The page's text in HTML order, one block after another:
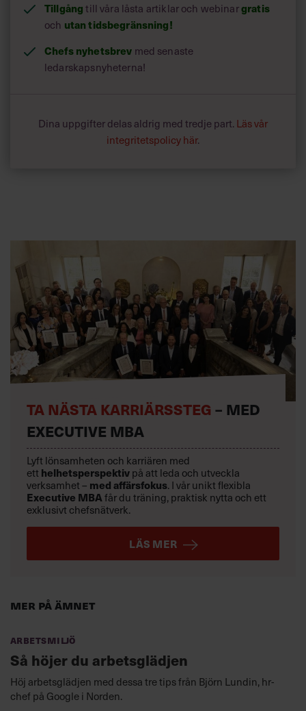
Tillgångtill våra låsta artiklar och webinargratis
och utan tidsbegränsning!
Chefs nyhetsbrev med senaste
ledarskapsnyheterna!
Dina uppgifter delas aldrig med tredje part. Läs vår
integritetspolicy här.
Mer på ämnet
Arbetsmiljö
Så höjer du arbetsglädjen
Höj arbetsglädjen med dessa tre tips från Björn Lundin, hr-
chef på Google i Norden.
TA NÄSTA KARRIÄRSSTEG – MED
EXECUTIVE MBA
Lyft lönsamheten och karriären med
ett helhetsperspektivpå att leda och utveckla
verksamhet – med affärsfokus. I vår unikt flexibla
Executive MBAfår du träning, praktisk nytta och ett
exklusivt chefsnätverk.
LÄS MER